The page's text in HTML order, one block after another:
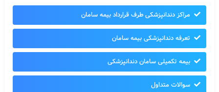
مراکز دندانپزشکی طرف قرارداد بیمه سامان
تعرفه دندانپزشکی بیمه سامان
بیمه تکمیلی سامان دندانپزشکی
سوالات متداول